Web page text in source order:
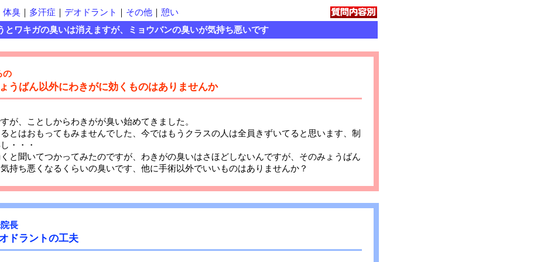
体臭 多汗症 デオドラント その他
憩い
ワキガの臭いは消えますが、ミョウバンの臭いが気持ち悪いです
の
うばん以外にわきがに効くものはありませんか
が、ことしからわきがが臭い始めてきました。
とはおもってもみませんでした、今ではもうクラスの人は全員きずいてると思います、制
・・・
と聞いてつかってみたのですが、わきがの臭いはさほどしないんですが、そのみょうばん
持ち悪くなるくらいの臭いです、他に手術以外でいいものはありませんか？
長
ドラントの工夫